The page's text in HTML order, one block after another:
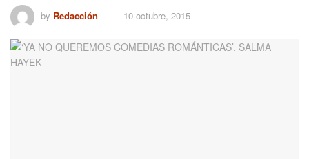
by Redacción 10 octubre, 2015